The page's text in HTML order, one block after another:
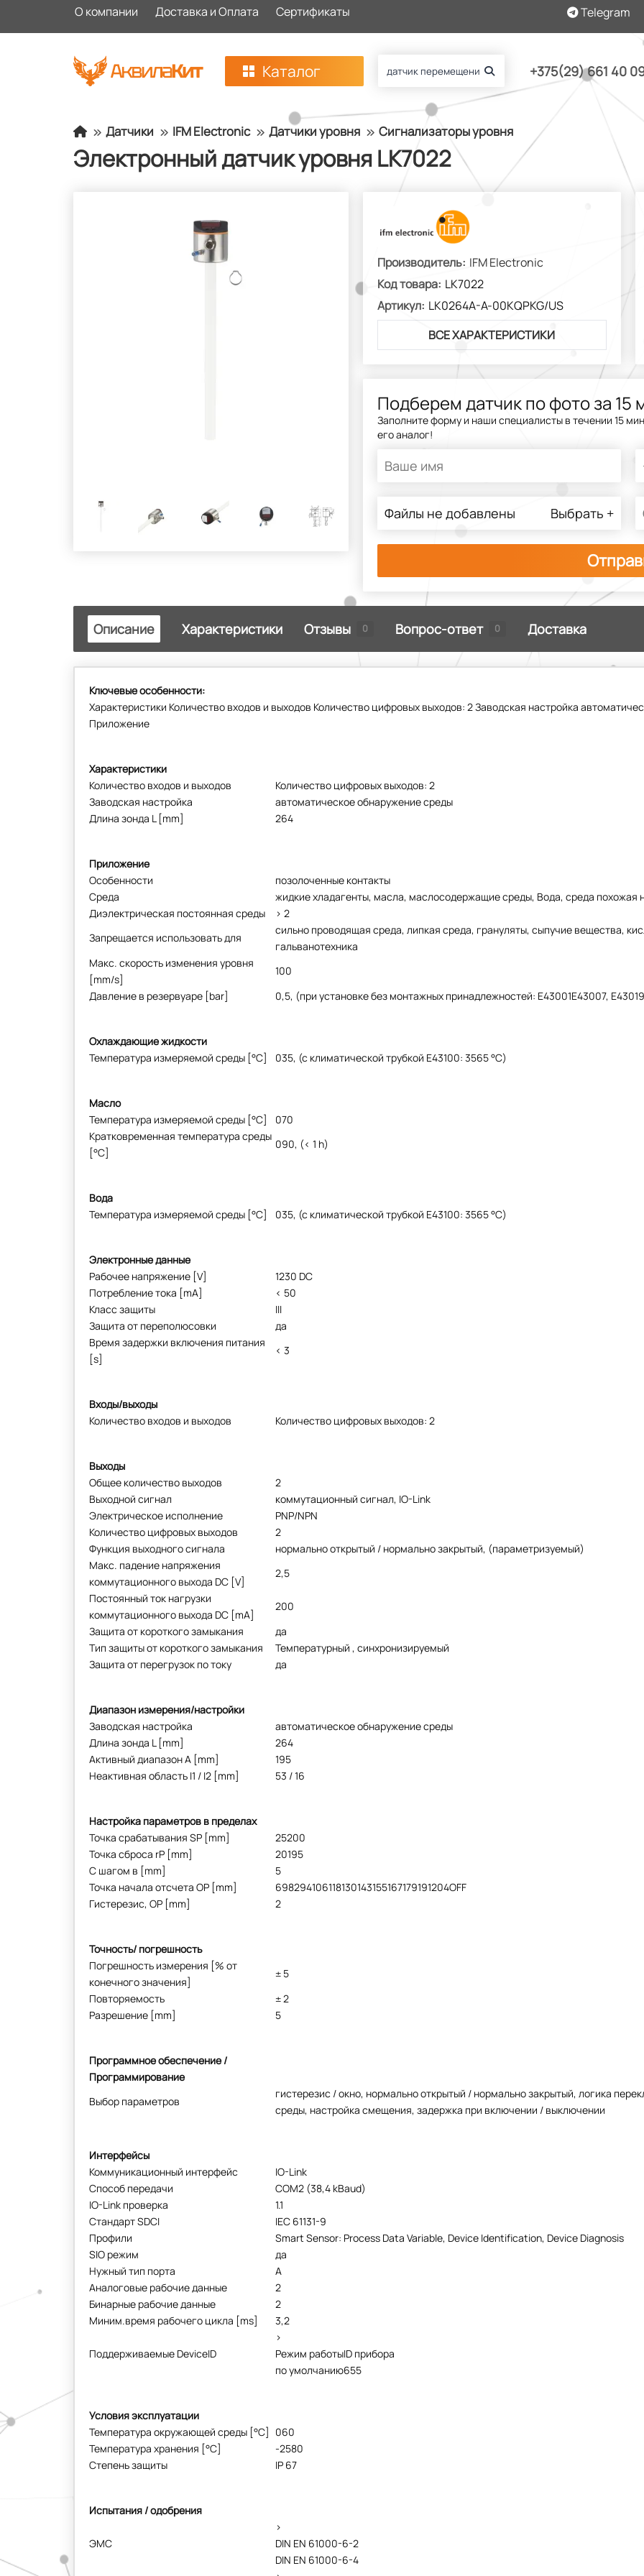
О компании Доставка и Оплата Сертификаты Telegram
Каталог +375(29) 661 40
Датчики IFM Electronic Датчики уровня Сигнализаторы уровня
Электронный датчик уровня LK7022
Производитель: IFM Electronic
Код товара: LK7022
Артикул: LK0264A-A-00KQPKG/US
ВСЕ ХАРАКТЕРИСТИКИ
Подберем датчик по фото за 15
Заполните форму и наши специалисты в течении 15
его аналог!
Файлы не добавлены Выбрать +
Описание Характеристики Отзывы 0 Вопрос-ответ 0 Доставка
Ключевые особенности:
Характеристики Количество входов и выходов Количество цифровых выходов: 2 Заводская настройка
Приложение
Характеристики
Количество входов и выходов
Количество цифровых выходов: 2
Заводская настройка
автоматическое обнаружение среды
Длина зонда L [mm]
264
Приложение
Особенности
позолоченные контакты
Среда
жидкие хладагенты, масла, маслосодержащие среды, Вода, среда похожая
Диэлектрическая постоянная среды
> 2
Запрещается использовать для
сильно проводящая среда, липкая среда, грануляты, сыпучие вещества,
гальванотехника
Макс. скорость изменения уровня
[mm/s]
100
Давление в резервуаре [bar]
0,5, (при установке без монтажных принадлежностей: E43001E43007,
Охлаждающие жидкости
Температура измеряемой среды [°C]
035, (с климатической трубкой E43100: 3565 °C)
Масло
Температура измеряемой среды [°C]
070
Кратковременная температура среды
[°C]
090, (< 1 h)
Вода
Температура измеряемой среды [°C]
035, (с климатической трубкой E43100: 3565 °C)
Электронные данные
Рабочее напряжение [V]
1230 DC
Потребление тока [mA]
< 50
Класс защиты
III
Защита от переполюсовки
да
Время задержки включения питания
[s]
< 3
Входы/выходы
Количество входов и выходов
Количество цифровых выходов: 2
Выходы
Общее количество выходов
2
Выходной сигнал
коммутационный сигнал, IO-Link
Электрическое исполнение
PNP/NPN
Количество цифровых выходов
2
Функция выходного сигнала
нормально открытый / нормально закрытый, (параметризуемый)
Макс. падение напряжения
коммутационного выхода DC [V]
2,5
Постоянный ток нагрузки
коммутационного выхода DC [mA]
200
Защита от короткого замыкания
да
Тип защиты от короткого замыкания
Температурный , синхронизируемый
Защита от перегрузок по току
да
Диапазон измерения/настройки
Заводская настройка
автоматическое обнаружение среды
Длина зонда L [mm]
264
Активный диапазон A [mm]
195
Неактивная область I1 / I2 [mm]
53 / 16
Настройка параметров в пределах
Точка срабатывания SP [mm]
25200
Точка сброса rP [mm]
20195
С шагом в [mm]
5
Точка начала отсчета ОР [mm]
698294106118130143155167179191204OFF
Гистерезис, ОР [mm]
2
Точность/ погрешность
Погрешность измерения [% от
конечного значения]
± 5
Повторяемость
± 2
Разрешение [mm]
5
Программное обеспечение /
Программирование
Выбор параметров
гистерезис / окно, нормально открытый / нормально закрытый, логика
среды, настройка смещения, задержка при включении / выключении
Интерфейсы
Коммуникационный интерфейс
IO-Link
Способ передачи
COM2 (38,4 kBaud)
IO-Link проверка
1.1
Стандарт SDCI
IEC 61131-9
Профили
Smart Sensor: Process Data Variable, Device Identification, Device Diagnosis
SIO режим
да
Нужный тип порта
A
Аналоговые рабочие данные
2
Бинарные рабочие данные
2
Миним.время рабочего цикла [ms]
3,2
Поддерживаемые DeviceID
>
Режим работыID прибора
по умолчанию655
Условия эксплуатации
Температура окружающей среды [°C] 060
Температура хранения [°C]
-2580
Степень защиты
IP 67
Испытания / одобрения
ЭMC
>
DIN EN 61000-6-2
DIN EN 61000-6-4